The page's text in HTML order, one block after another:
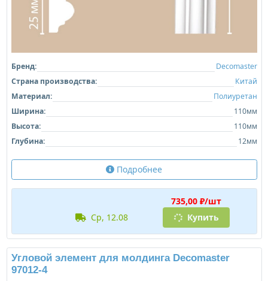
Бренд:
Decomaster
Страна производства:
Китай
Материал:
Полиуретан
Ширина:
110мм
Высота:
110мм
Глубина:
12мм
Подробнее
735,00 ₽/шт
ср, 12.08
Купить
Угловой элемент для молдинга Decomaster
97012-4